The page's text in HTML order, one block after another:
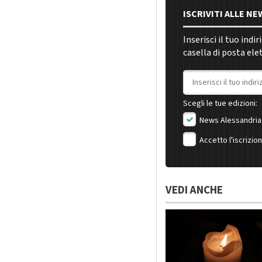
ISCRIVITI ALLE
Inserisci il tuo
casella di posta
Indirizzo email
Scegli le tue edizioni:
News Alessandria
Accetto
VEDI ANCHE